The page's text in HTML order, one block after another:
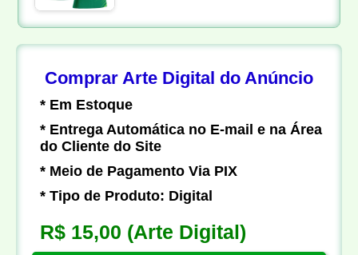
Comprar Arte Digital do Anúncio
* Em Estoque
* Entrega Automática no E-mail e na Área
do Cliente do Site
* Meio de Pagamento Via PIX
* Tipo de Produto: Digital
R$ 15,00 (Arte Digital)